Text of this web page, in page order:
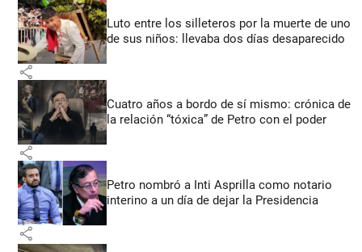
Luto entre los silleteros por la muerte de uno
de sus niños: llevaba dos días desaparecido
share
Cuatro años a bordo de sí mismo: crónica de
la relación “tóxica” de Petro con el poder
share
Petro nombró a Inti Asprilla como notario
interino a un día de dejar la Presidencia
share